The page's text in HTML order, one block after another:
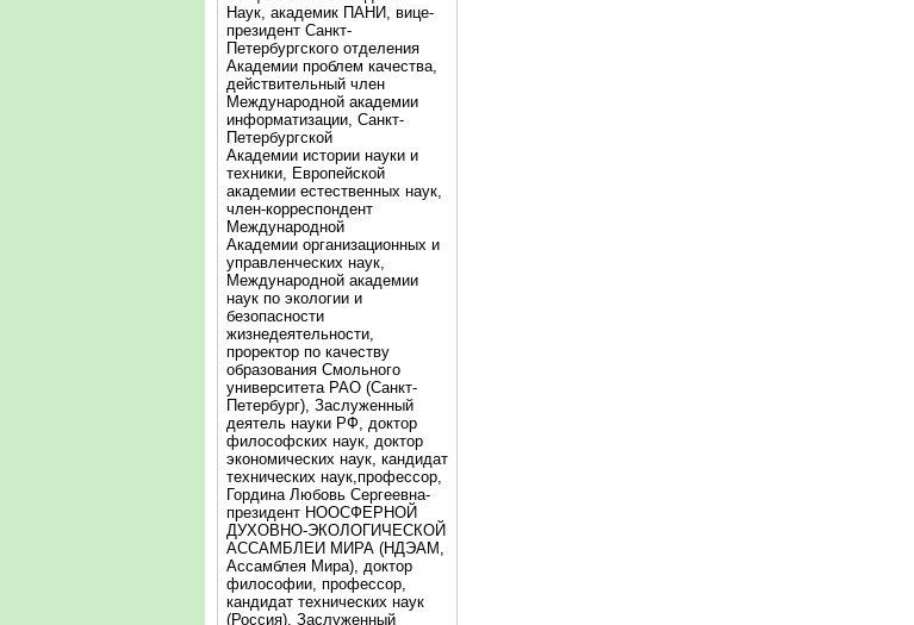
Наук, академик ПАНИ, вице-
президент Санкт-
Петербургского отделения
Академии проблем качества,
действительный член
Международной академии
информатизации, Санкт-
Петербургской
Академии истории науки и
техники, Европейской
академии естественных наук,
член-корреспондент
Международной
Академии организационных и
управленческих наук,
Международной академии
наук по экологии и
безопасности
жизнедеятельности,
проректор по качеству
образования Смольного
университета РАО (Санкт-
Петербург), Заслуженный
деятель науки РФ, доктор
философских наук, доктор
экономических наук, кандидат
технических наук,профессор,
Гордина Любовь Сергеевна-
президент НООСФЕРНОЙ
ДУХОВНО-ЭКОЛОГИЧЕСКОЙ
АССАМБЛЕИ МИРА (НДЭАМ,
Ассамблея Мира), доктор
философии, профессор,
кандидат технических наук
(Россия), Заслуженный